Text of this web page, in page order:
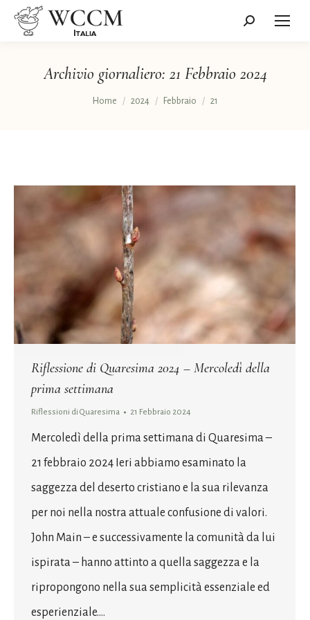
Cerca:
Archivio giornaliero: 21 Febbraio 2024
Tu sei qui:
Home 2024 Febbraio 21
Riflessione di Quaresima 2024 – Mercoledì della
prima settimana
Riflessioni di Quaresima 21 Febbraio 2024
Mercoledì della prima settimana di Quaresima –
21 febbraio 2024 Ieri abbiamo esaminato la
saggezza del deserto cristiano e la sua rilevanza
per noi nella nostra attuale confusione di valori.
John Main – e successivamente la comunità da lui
ispirata – hanno attinto a quella saggezza e la
ripropongono nella sua semplicità essenziale ed
esperienziale.…